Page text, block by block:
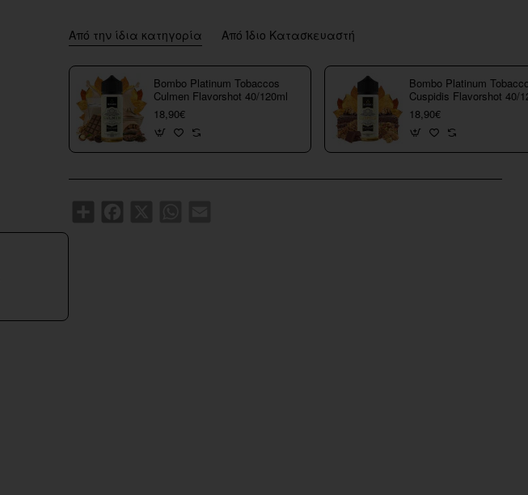
Από την ίδια κατηγορία Από Ίδιο Κατασκευαστή
Bombo Platinum Tobaccos
Culmen Flavorshot 40/120ml
18,90€
Bombo Platinum
Cuspidis Flavorshot 40/
18,90€